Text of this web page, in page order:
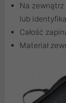
Na
lub
Całość
Materiał